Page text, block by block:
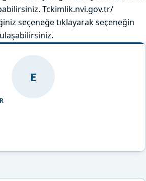
Tckimlik.nvi.gov.tr/
seçeneğe tıklayarak seçeneğin
E